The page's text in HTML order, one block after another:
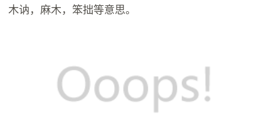
木讷，麻木，笨拙等意思。